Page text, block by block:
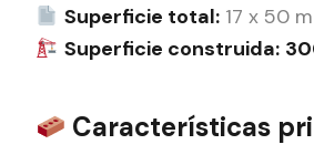
Superficie total:17 x 50
Superficie construida:
Características